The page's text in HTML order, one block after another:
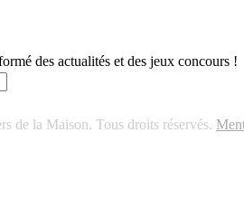
des actualités et des jeux concours !
de la Maison. Tous droits réservés.